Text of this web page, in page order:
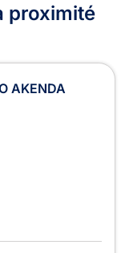
proximité
AKENDA